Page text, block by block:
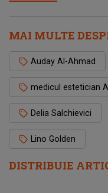
DISTRIBUIE
MAI MULTE
Auday Al-Ahmad
medicul estetician
Delia Salchievici
Lino Golden